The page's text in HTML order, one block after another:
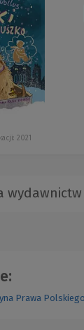
2021
wydawnictw
Prawa Polskiego